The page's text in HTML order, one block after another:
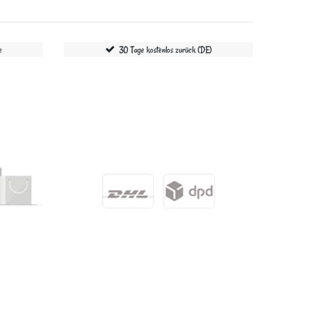
30 Tage kostenlos zurück (DE)